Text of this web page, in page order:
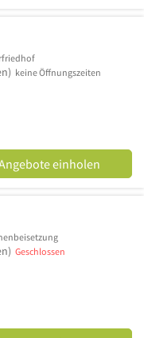
keine Öffnungszeiten
einholen
Geschlossen